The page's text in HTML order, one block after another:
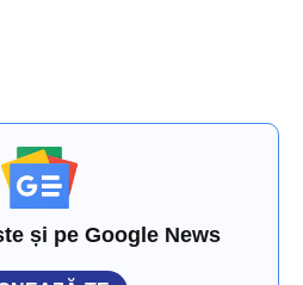
și pe Google News